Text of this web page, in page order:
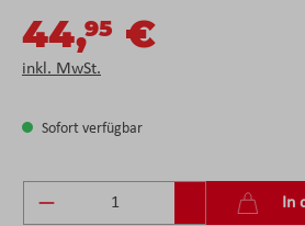
44,95 €
inkl. MwSt.
Sofort verfügbar
Produkt Anzahl: Gib den In